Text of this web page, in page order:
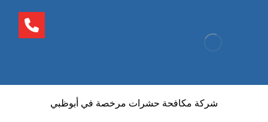
شركة مكافحة حشرات مرخصة في أبوظبي